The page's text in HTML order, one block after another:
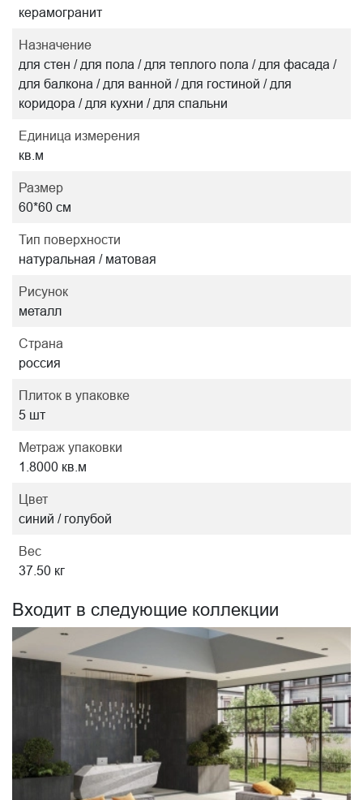
керамогранит
Назначение
для стен / для пола / для теплого пола / для фасада /
для балкона / для ванной / для гостиной / для
коридора / для кухни / для спальни
Единица измерения
кв.м
Размер
60*60 см
Тип поверхности
натуральная / матовая
Рисунок
металл
Страна
россия
Плиток в упаковке
5 шт
Метраж упаковки
1.8000 кв.м
Цвет
синий / голубой
Вес
37.50 кг
Входит в следующие коллекции